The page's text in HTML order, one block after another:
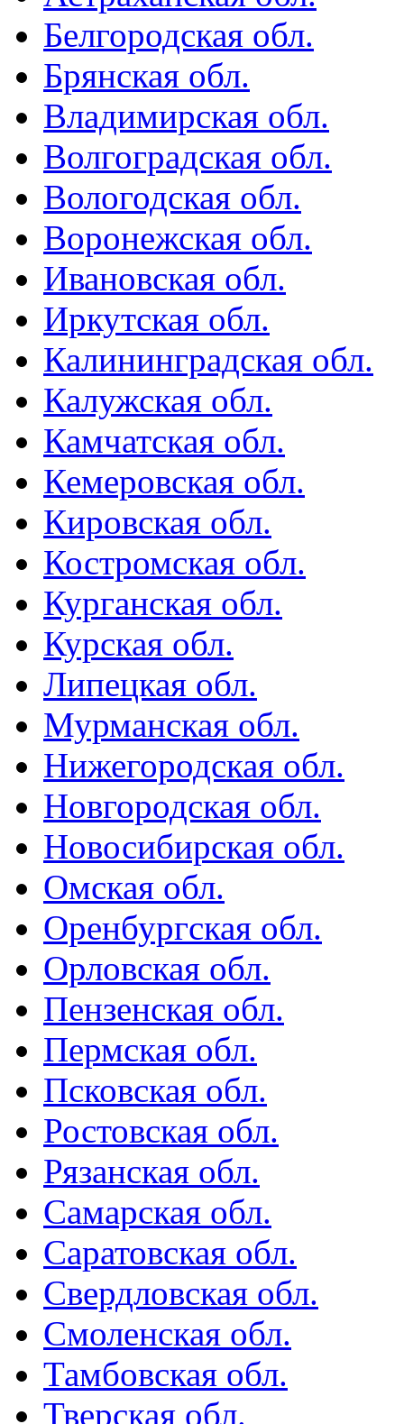
Белгородская обл.
Брянская обл.
Владимирская обл.
Волгоградская обл.
Вологодская обл.
Воронежская обл.
Ивановская обл.
Иркутская обл.
Калининградская обл.
Калужская обл.
Камчатская обл.
Кемеровская обл.
Кировская обл.
Костромская обл.
Курганская обл.
Курская обл.
Липецкая обл.
Мурманская обл.
Нижегородская обл.
Новгородская обл.
Новосибирская обл.
Омская обл.
Оренбургская обл.
Орловская обл.
Пензенская обл.
Пермская обл.
Псковская обл.
Ростовская обл.
Рязанская обл.
Самарская обл.
Саратовская обл.
Свердловская обл.
Смоленская обл.
Тамбовская обл.
Тверская обл.